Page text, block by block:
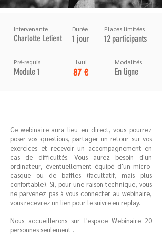
Intervenante
Charlotte Letient
Places limitées
12 participants
Durée
1 jour
Pré-requis
Module 1
Tarif
87 €
Modalités
En ligne
Ce webinaire aura lieu en direct, vous pourrez
poser vos questions, partager un retour sur vos
exercices et recevoir un accompagnement en
cas de difficultés. Vous aurez besoin d'un
ordinateur, éventuellement équipé d'un micro-
casque ou de baffles (facultatif, mais plus
confortable). Si, pour une raison technique, vous
ne parvenez pas à vous connecter au webinaire,
vous recevrez un lien pour le suivre en replay.
Nous accueillerons sur l'espace Webinaire 20
personnes seulement !